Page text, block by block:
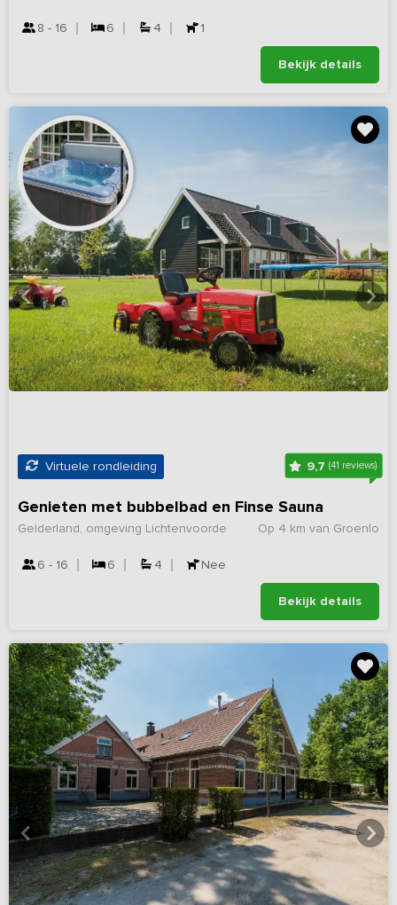
8 - 16 6 4 1
Bekijk details
Virtuele rondleiding 9,7(41 reviews)
Genieten met bubbelbad en Finse Sauna
Op 4 km van Groenlo
Gelderland, omgeving Lichtenvoorde
6 - 16 6 4 Nee
Bekijk details